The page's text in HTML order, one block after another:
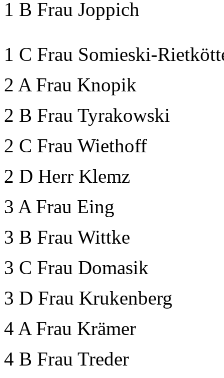
1 B Frau Joppich
1 C Frau Somieski-
2 A Frau Knopik
2 B Frau Tyrakowski
2 C Frau Wiethoff
2 D Herr Klemz
3 A Frau Eing
3 B Frau Wittke
3 C Frau Domasik
3 D Frau Krukenberg
4 A Frau Krämer
4 B Frau Treder